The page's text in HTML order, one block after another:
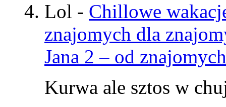
Lol - Chillowe
znajomych dla
Jana 2 – od
Kurwa ale sztos w